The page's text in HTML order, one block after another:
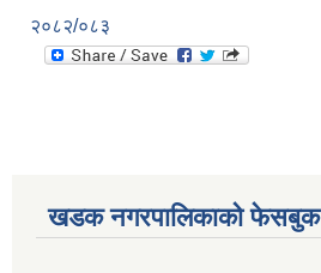
२०८२/०८३
खडक नगरपालिकाको फेसबुक